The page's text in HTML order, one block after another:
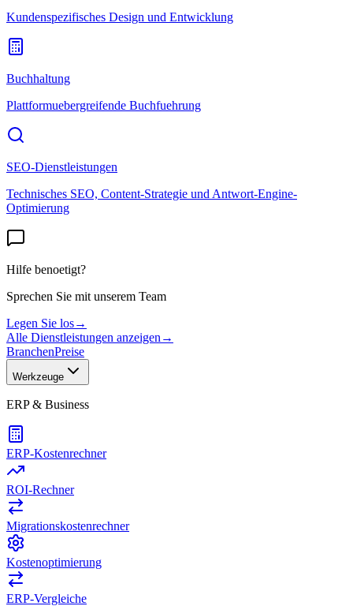
Kundenspezifisches Design und Entwicklung
Buchhaltung
Plattformuebergreifende Buchfuehrung
SEO-Dienstleistungen
Technisches SEO, Content-Strategie und Antwort-Engine-
Optimierung
Hilfe benoetigt?
Sprechen Sie mit unserem Team
Legen Sie los→
Alle Dienstleistungen anzeigen →
BranchenPreise
Werkzeuge
ERP & Business
ERP-Kostenrechner
ROI-Rechner
Migrationskostenrechner
Kostenoptimierung
ERP-Vergleiche